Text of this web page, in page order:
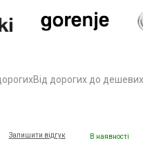
Від дорогих до дешевих
Залишити відгук В наявності